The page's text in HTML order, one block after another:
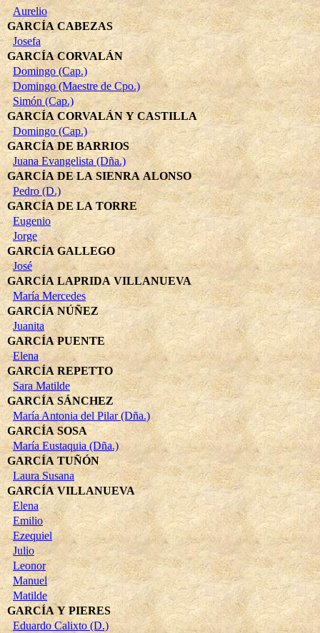
Aurelio
GARCÍA CABEZAS
Josefa
GARCÍA CORVALÁN
Domingo (Cap.)
Domingo (Maestre de Cpo.)
Simón (Cap.)
GARCÍA CORVALÁN Y CASTILLA
Domingo (Cap.)
GARCÍA DE BARRIOS
Juana Evangelista (Dña.)
GARCÍA DE LA SIENRA ALONSO
Pedro (D.)
GARCÍA DE LA TORRE
Eugenio
Jorge
GARCÍA GALLEGO
José
GARCÍA LAPRIDA VILLANUEVA
María Mercedes
GARCÍA NÚÑEZ
Juanita
GARCÍA PUENTE
Elena
GARCÍA REPETTO
Sara Matilde
GARCÍA SÁNCHEZ
María Antonia del Pilar (Dña.)
GARCÍA SOSA
María Eustaquia (Dña.)
GARCÍA TUÑÓN
Laura Susana
GARCÍA VILLANUEVA
Elena
Emilio
Ezequiel
Julio
Leonor
Manuel
Matilde
GARCÍA Y PIERES
Eduardo Calixto (D.)